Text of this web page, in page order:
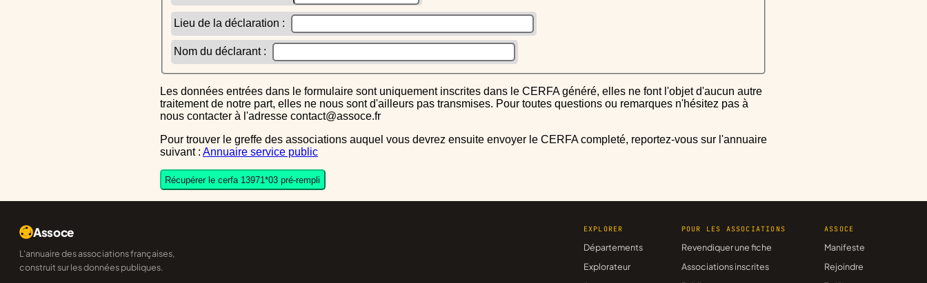
Lieu de la déclaration :
Nom du déclarant :
Les données entrées dans le formulaire sont uniquement inscrites dans le CERFA généré, elles ne font l'objet d'aucun autre
traitement de notre part, elles ne nous sont d'ailleurs pas transmises. Pour toutes questions ou remarques n'hésitez pas à
nous contacter à l'adresse contact@assoce.fr
Pour trouver le greffe des associations auquel vous devrez ensuite envoyer le CERFA completé, reportez-vous sur l'annuaire
suivant : Annuaire service public
Récupérer le cerfa 13971*03 pré-rempli
Assoce
L'annuaire des associations françaises,
construit sur les données publiques.
EXPLORER
Départements
Explorateur
POUR LES ASSOCIATIONS
Revendiquer une fiche
Associations inscrites
ASSOCE
Manifeste
Rejoindre